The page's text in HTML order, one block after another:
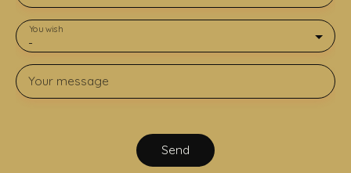
-
You wish
Your message
Send